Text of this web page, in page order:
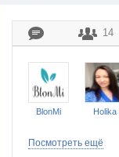
14
BlonMi Holika
Посмотреть ещё